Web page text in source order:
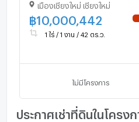
เมืองเชียงใหม่ เชียงใหม่
฿10,000,442
1 ไร่ / 1 งาน / 42 ตร.ว.
ไม่มีโครงการ
ประกาศเช่าที่ดินในโครง